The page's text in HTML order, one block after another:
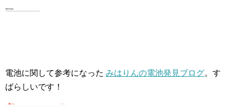
電池に関して参考になった みはりんの電池発見ブログ。す
ばらしいです！